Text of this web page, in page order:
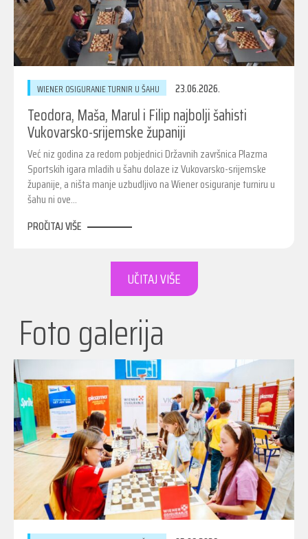
WIENER OSIGURANJE TURNIR U ŠAHU 23.06.2026.
Teodora, Maša, Marul i Filip najbolji šahisti
Vukovarsko-srijemske županiji
Već niz godina za redom pobjednici Državnih završnica Plazma
Sportskih igara mladih u šahu dolaze iz Vukovarsko-srijemske
županije, a ništa manje uzbudljivo na Wiener osiguranje turniru u
šahu ni ove…
PROČITAJ VIŠE
UČITAJ VIŠE
Foto galerija